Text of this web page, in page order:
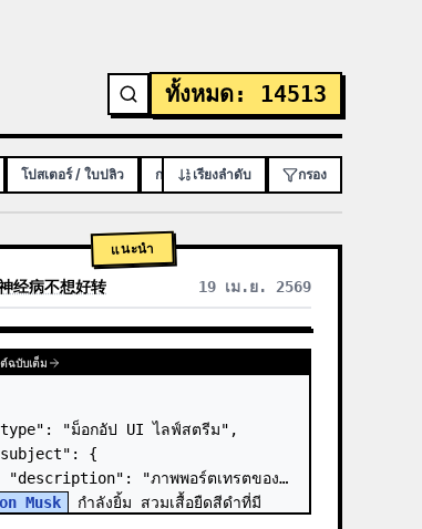
ทั้งหมด: 14513
โปสเตอร์ / ใบปลิว การออกแบบแอป / เว็บ
เรียงลำดับ กรอง
แนะนำ
经病不想好转 19 เม.ย. 2569
ฉบับเต็ม
"ม็อกอัป UI ไลฟ์สตรีม",
{
    "description": "ภาพพอร์ตเทรตของ
Musk
กำลังยิ้ม สวมเสื้อยืดสีดำที่มี